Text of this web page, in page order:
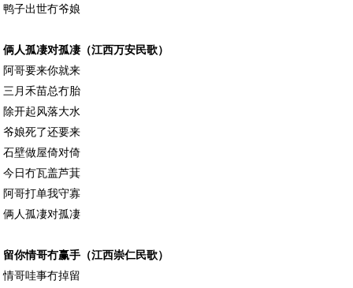
鸭子出世冇爷娘
俩人孤凄对孤凄（江西万安民歌）
阿哥要来你就来
三月禾苗总冇胎
除开起风落大水
爷娘死了还要来
石壁做屋倚对倚
今日冇瓦盖芦萁
阿哥打单我守寡
俩人孤凄对孤凄
留你情哥冇赢手（江西崇仁民歌）
情哥哇事冇掉留